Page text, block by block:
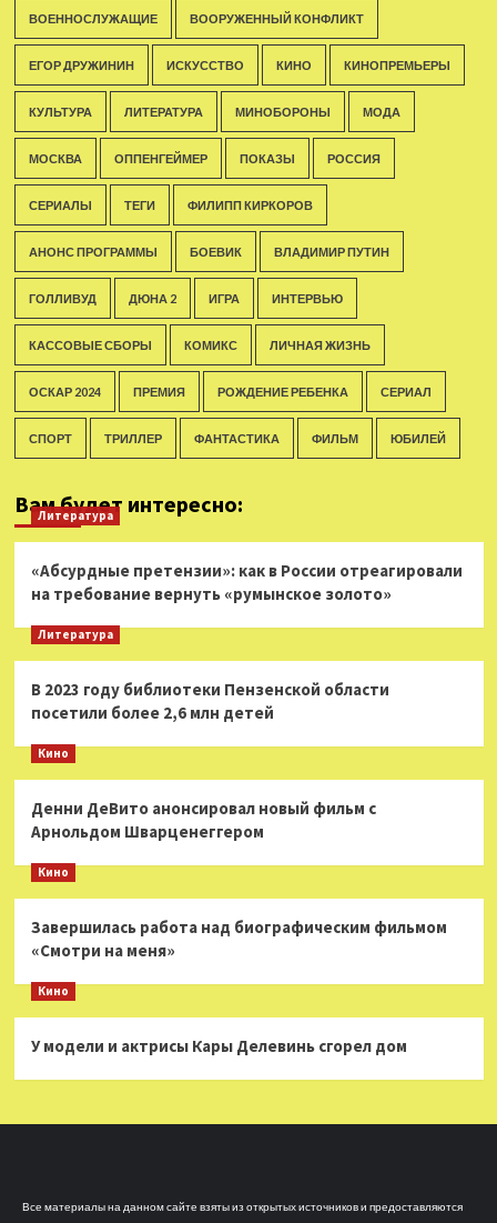
ВОЕННОСЛУЖАЩИЕ ВООРУЖЕННЫЙ КОНФЛИКТ
ЕГОР ДРУЖИНИН ИСКУССТВО КИНО КИНОПРЕМЬЕРЫ
КУЛЬТУРА ЛИТЕРАТУРА МИНОБОРОНЫ МОДА
МОСКВА ОППЕНГЕЙМЕР ПОКАЗЫ РОССИЯ
СЕРИАЛЫ ТЕГИ ФИЛИПП КИРКОРОВ
АНОНС ПРОГРАММЫ БОЕВИК ВЛАДИМИР ПУТИН
ГОЛЛИВУД ДЮНА 2 ИГРА ИНТЕРВЬЮ
КАССОВЫЕ СБОРЫ КОМИКС ЛИЧНАЯ ЖИЗНЬ
ОСКАР 2024 ПРЕМИЯ РОЖДЕНИЕ РЕБЕНКА СЕРИАЛ
СПОРТ ТРИЛЛЕР ФАНТАСТИКА ФИЛЬМ ЮБИЛЕЙ
Вам будет интересно:
Литература
«Абсурдные претензии»: как в России отреагировали
на требование вернуть «румынское золото»
Литература
В 2023 году библиотеки Пензенской области
посетили более 2,6 млн детей
Кино
Денни ДеВито анонсировал новый фильм с
Арнольдом Шварценеггером
Кино
Завершилась работа над биографическим фильмом
«Смотри на меня»
Кино
У модели и актрисы Кары Делевинь сгорел дом
Все материалы на данном сайте взяты из открытых источников и предоставляются